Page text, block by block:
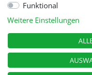
Funktional
Weitere Einstellungen
© Copyright 2026